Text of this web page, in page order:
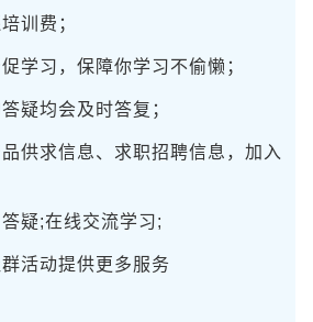
训费；
学习，保障你学习不偷懒；
疑均会及时答复；
供求信息、求职招聘信息，加入
疑;在线交流学习;
活动提供更多服务